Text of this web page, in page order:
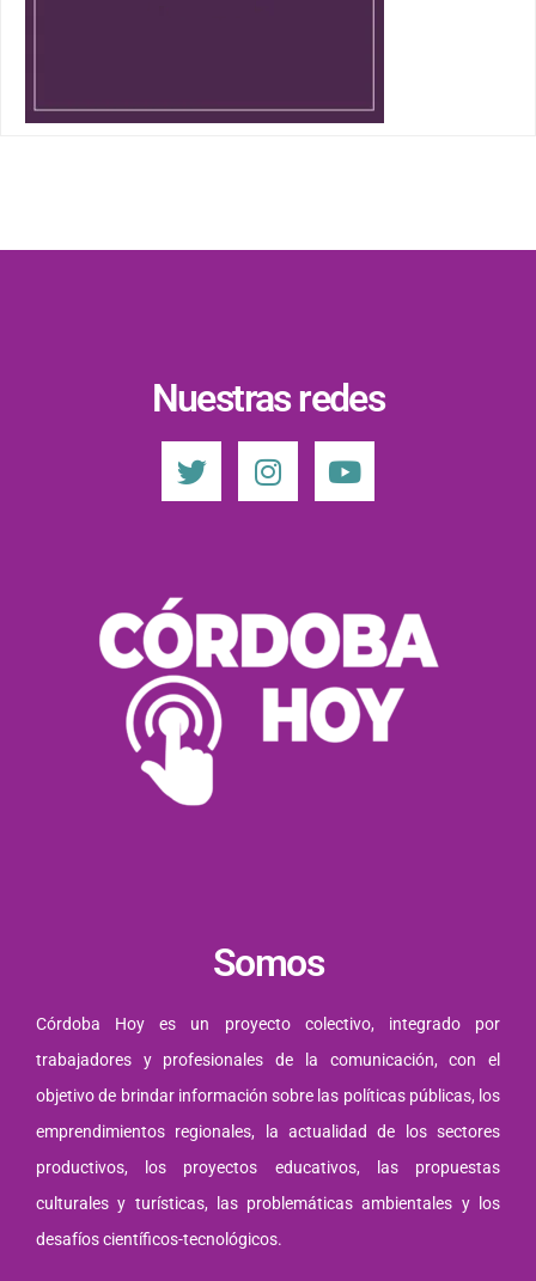
Nuestras redes
Somos
Córdoba Hoy es un proyecto colectivo, integrado por
trabajadores y profesionales de la comunicación, con el
objetivo de brindar información sobre las políticas públicas, los
emprendimientos regionales, la actualidad de los sectores
productivos, los proyectos educativos, las propuestas
culturales y turísticas, las problemáticas ambientales y los
desafíos científicos-tecnológicos.